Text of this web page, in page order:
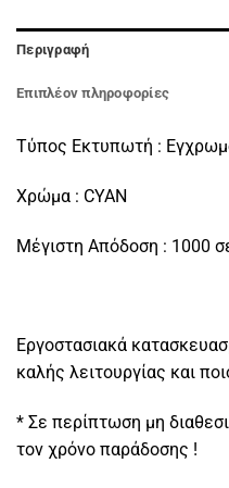
Περιγραφή
Επιπλέον πληροφορίες
Τύπος Εκτυπωτή :
Χρώμα : CYAN
Μέγιστη Απόδοση : 1000
Εργοστασιακά
καλής λειτουργίας και
* Σε περίπτωση μη
τον χρόνο παράδοσης !